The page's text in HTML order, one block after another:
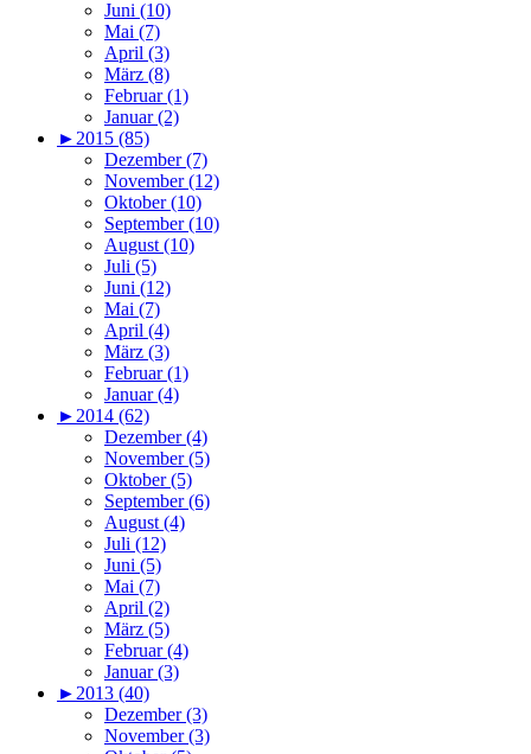
Juni (10)
Mai (7)
April (3)
März (8)
Februar (1)
Januar (2)
►2015 (85)
Dezember (7)
November (12)
Oktober (10)
September (10)
August (10)
Juli (5)
Juni (12)
Mai (7)
April (4)
März (3)
Februar (1)
Januar (4)
►2014 (62)
Dezember (4)
November (5)
Oktober (5)
September (6)
August (4)
Juli (12)
Juni (5)
Mai (7)
April (2)
März (5)
Februar (4)
Januar (3)
►2013 (40)
Dezember (3)
November (3)